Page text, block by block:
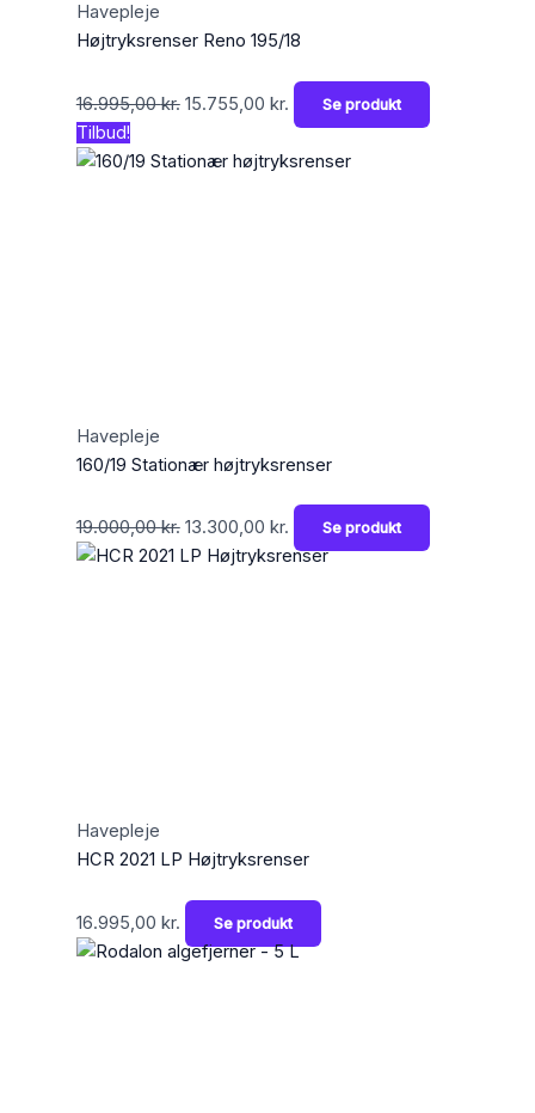
Havepleje
Højtryksrenser Reno 195/18
16.995,00kr. 15.755,00 kr. Se produkt
Tilbud!
Havepleje
160/19 Stationær højtryksrenser
19.000,00kr. 13.300,00 kr. Se produkt
Havepleje
HCR 2021 LP Højtryksrenser
16.995,00 kr. Se produkt